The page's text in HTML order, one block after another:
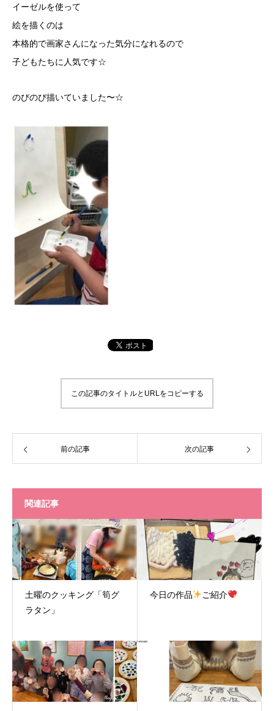
イーゼルを使って
絵を描くのは
本格的で画家さんになった気分になれるので
子どもたちに人気です☆
のびのび描いていました〜☆
この記事のタイトルとURLをコピーする
前の記事 次の記事
関連記事
土曜のクッキング「筍グ
ラタン」
今日の作品 ご紹介